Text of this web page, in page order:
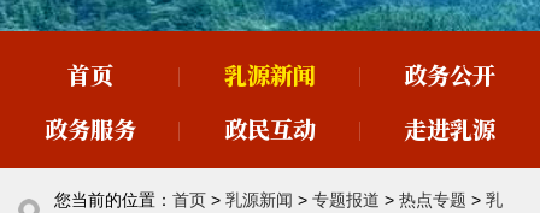
首页 乳源新闻
政务公开
政务服务
政民互动 走进乳源
您当前的位置： 首页 > 乳源新闻 > 专题报道 > 热点专题 > 乳